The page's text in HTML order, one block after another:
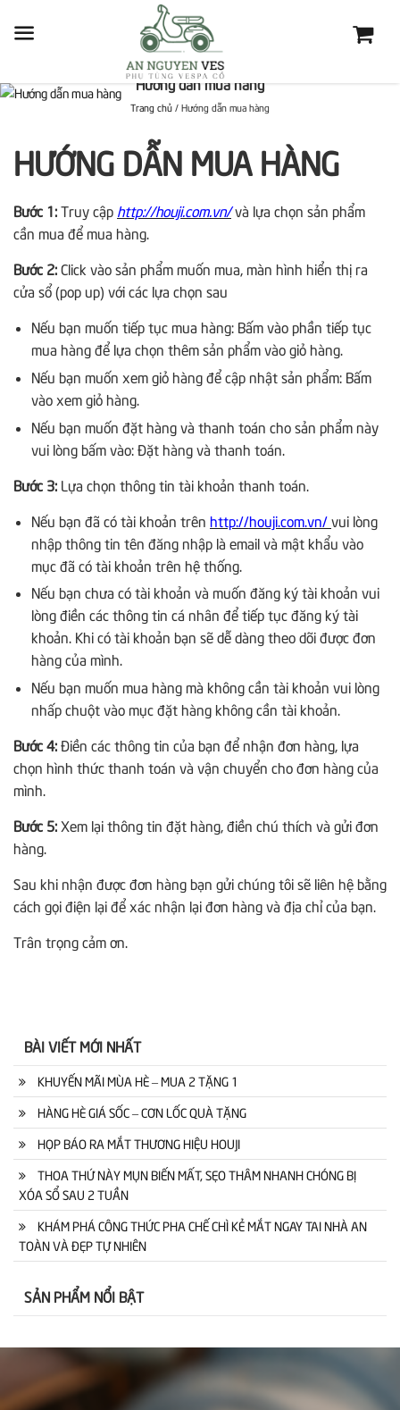
Hướng dẫn mua hàng
Trang chủ / Hướng dẫn mua hàng
HƯỚNG DẪN MUA HÀNG
Bước 1:Truy cập http://houji.com.vn/và lựa chọn sản phẩm
cần mua để mua hàng.
Bước 2:Click vào sản phẩm muốn mua, màn hình hiển thị ra
cửa sổ (pop up) với các lựa chọn sau
Nếu bạn muốn tiếp tục mua hàng: Bấm vào phần tiếp tục
mua hàng để lựa chọn thêm sản phẩm vào giỏ hàng.
Nếu bạn muốn xem giỏ hàng để cập nhật sản phẩm: Bấm
vào xem giỏ hàng.
Nếu bạn muốn đặt hàng và thanh toán cho sản phẩm này
vui lòng bấm vào: Đặt hàng và thanh toán.
Bước 3: Lựa chọn thông tin tài khoản thanh toán.
Nếu bạn đã có tài khoản trên http://houji.com.vn/vui lòng
nhập thông tin tên đăng nhập là email và mật khẩu vào
mục đã có tài khoản trên hệ thống.
Nếu bạn chưa có tài khoản và muốn đăng ký tài khoản vui
lòng điền các thông tin cá nhân để tiếp tục đăng ký tài
khoản. Khi có tài khoản bạn sẽ dễ dàng theo dõi được đơn
hàng của mình.
Nếu bạn muốn mua hàng mà không cần tài khoản vui lòng
nhấp chuột vào mục đặt hàng không cần tài khoản.
Bước 4:Điền các thông tin của bạn để nhận đơn hàng, lựa
chọn hình thức thanh toán và vận chuyển cho đơn hàng của
mình.
Bước 5:Xem lại thông tin đặt hàng, điền chú thích và gửi đơn
hàng.
Sau khi nhận được đơn hàng bạn gửi chúng tôi sẽ liên hệ bằng
cách gọi điện lại để xác nhận lại đơn hàng và địa chỉ của bạn.
Trân trọng cảm ơn.
BÀI VIẾT MỚI NHẤT
KHUYẾN MÃI MÙA HÈ – MUA 2 TẶNG 1
HÀNG HÈ GIÁ SỐC – CƠN LỐC QUÀ TẶNG
HỌP BÁO RA MẮT THƯƠNG HIỆU HOUJI
THOA THỨ NÀY MỤN BIẾN MẤT, SẸO THÂM NHANH CHÓNG BỊ
XÓA SỔ SAU 2 TUẦN
KHÁM PHÁ CÔNG THỨC PHA CHẾ CHÌ KẺ MẮT NGAY TAI NHÀ AN
TOÀN VÀ ĐẸP TỰ NHIÊN
SẢN PHẨM NỔI BẬT